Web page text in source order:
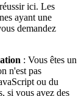
ici. Les
ayant une
demandez
: Vous êtes un
n'est pas
ou du
si vous avez des